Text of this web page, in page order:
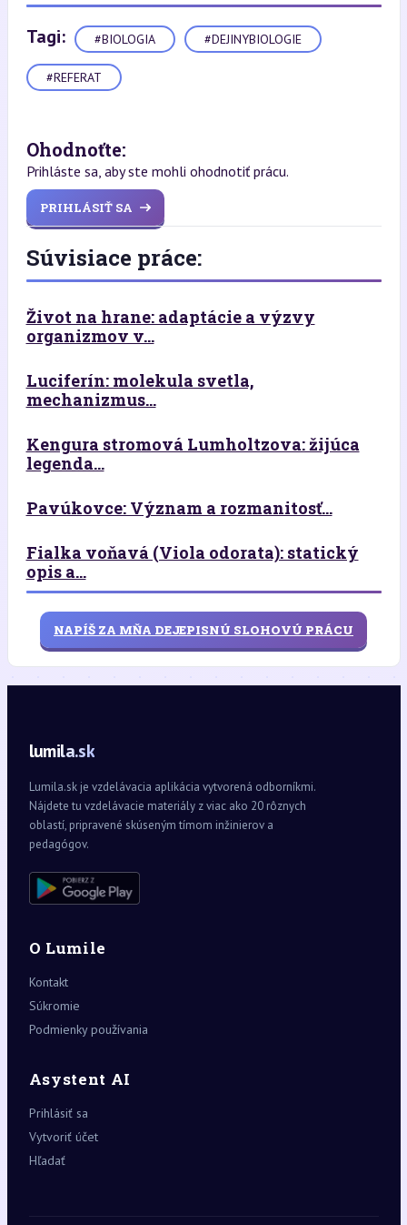
Tagi: #BIOLOGIA #DEJINYBIOLOGIE
#REFERAT
Ohodnoťte:
Prihláste sa, aby ste mohli ohodnotiť prácu.
PRIHLÁSIŤ SA
Súvisiace práce:
Život na hrane: adaptácie a výzvy
organizmov v...
Luciferín: molekula svetla,
mechanizmus...
Kengura stromová Lumholtzova: žijúca
legenda...
Pavúkovce: Význam a rozmanitosť...
Fialka voňavá (Viola odorata): statický
opis a...
NAPÍŠ ZA MŇA DEJEPISNÚ SLOHOVÚ PRÁCU
lumila.sk
Lumila.sk je vzdelávacia aplikácia vytvorená odborníkmi.
Nájdete tu vzdelávacie materiály z viac ako 20 rôznych
oblastí, pripravené skúseným tímom inžinierov a
pedagógov.
O Lumile
Kontakt
Súkromie
Podmienky používania
Asystent AI
Prihlásiť sa
Vytvoriť účet
Hľadať